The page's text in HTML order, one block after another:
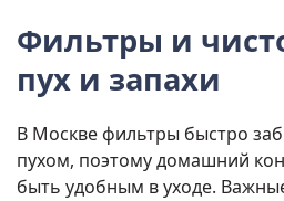
Фильтры и
пух и запахи
В Москве фильтры быстро
пухом, поэтому домашний
быть удобным в уходе.